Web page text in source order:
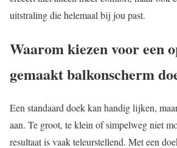
uitstraling die helemaal bij jou past.
Waarom kiezen voor een
gemaakt balkonscherm
Een standaard doek kan handig lijken,
aan. Te groot, te klein of simpelweg niet
resultaat is vaak teleurstellend. Met een